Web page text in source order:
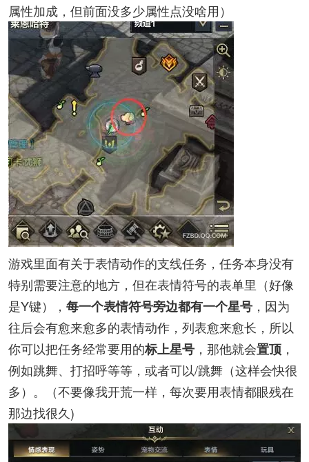
属性加成，但前面没多少属性点没啥用）
游戏里面有关于表情动作的支线任务，任务本身没有
特别需要注意的地方，但在表情符号的表单里（好像
是Y键）， 每一个表情符号旁边都有一个星号 ，因为
往后会有愈来愈多的表情动作，列表愈来愈长，所以
你可以把任务经常要用的标上星号 ，那他就会置顶 ，
例如跳舞、打招呼等等，或者可以/跳舞（这样会快很
多）。（不要像我开荒一样，每次要用表情都眼残在
那边找很久)